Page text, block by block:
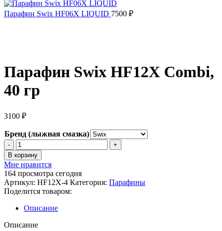
Парафин Swix HF06X LIQUID 7500 ₽
Парафин Swix HF12X Combi,
40 гр
3100 ₽
Бренд (лыжная смазка)
Количество
товара
Парафин
Swix
HF12X
Combi,
40
гр
В корзину
Мне нравится
164 просмотра сегодня
Артикул: HF12X-4 Категория: Парафины
Поделится товаром:
Описание
Описание